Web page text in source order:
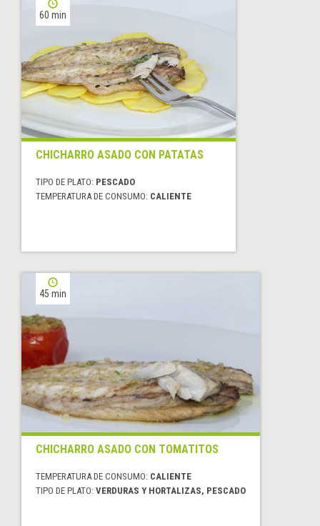
60 min
CHICHARRO ASADO CON PATATAS
TIPO DE PLATO: PESCADO
TEMPERATURA DE CONSUMO: CALIENTE
45 min
CHICHARRO ASADO CON TOMATITOS
TEMPERATURA DE CONSUMO: CALIENTE
TIPO DE PLATO: VERDURAS Y HORTALIZAS, PESCADO